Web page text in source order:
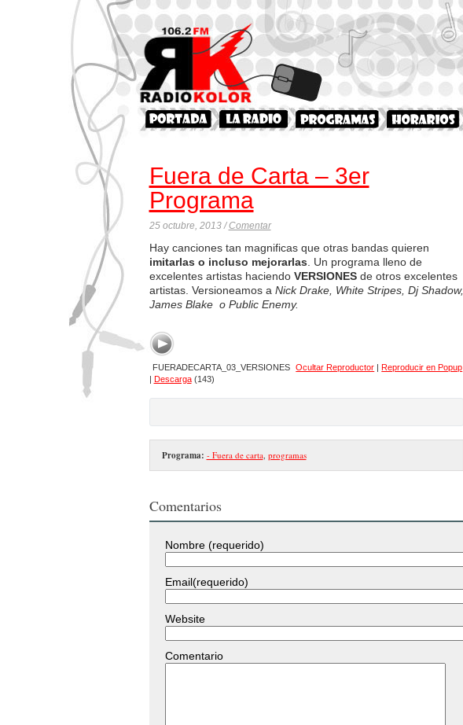
Fuera de Carta – 3er
Programa
25 octubre, 2013 /Comentar
Hay canciones tan magnificas que otras bandas quieren
imitarlas o incluso mejorarlas . Un programa lleno de
excelentes artistas haciendo VERSIONES de otros excelentes
artistas. Versioneamos a Nick Drake, White Stripes, Dj Shadow,
James Blake o Public Enemy.
FUERADECARTA_03_VERSIONES Ocultar Reproductor |Reproducir en Popup
| Descarga(143)
Programa: - Fuera de carta programas
Comentarios
Nombre (requerido)
Email(requerido)
Website
Comentario